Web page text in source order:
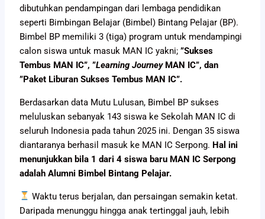
dibutuhkan pendampingan dari lembaga pendidikan
seperti Bimbingan Belajar (Bimbel) Bintang Pelajar (BP).
Bimbel BP memiliki 3 (tiga) program untuk mendampingi
calon siswa untuk masuk MAN IC yakni;”Sukses
Tembus MAN IC”, ”Learning JourneyMAN IC”, dan
”Paket Liburan Sukses Tembus MAN IC”.
Berdasarkan data Mutu Lulusan, Bimbel BP sukses
meluluskan sebanyak 143 siswa ke Sekolah MAN IC di
seluruh Indonesia pada tahun 2025 ini. Dengan 35 siswa
diantaranya berhasil masuk ke MAN IC Serpong. Hal ini
menunjukkan bila 1 dari 4 siswa baru MAN IC Serpong
adalah Alumni Bimbel Bintang Pelajar.
Waktu terus berjalan, dan persaingan semakin ketat.
Daripada menunggu hingga anak tertinggal jauh, lebih